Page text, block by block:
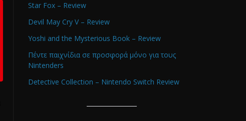
Star Fox – Review
Devil May Cry V – Review
Yoshi and the Mysterious Book – Review
Πέντε παιχνίδια σε προσφορά μόνο για τους
Nintenders
Detective Collection – Nintendo Switch Review